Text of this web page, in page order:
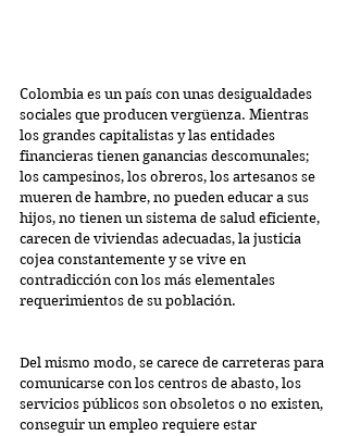
Colombia es un país con unas desigualdades
sociales que producen vergüenza. Mientras
los grandes capitalistas y las entidades
financieras tienen ganancias descomunales;
los campesinos, los obreros, los artesanos se
mueren de hambre, no pueden educar a sus
hijos, no tienen un sistema de salud eficiente,
carecen de viviendas adecuadas, la justicia
cojea constantemente y se vive en
contradicción con los más elementales
requerimientos de su población.
Del mismo modo, se carece de carreteras para
comunicarse con los centros de abasto, los
servicios públicos son obsoletos o no existen,
conseguir un empleo requiere estar